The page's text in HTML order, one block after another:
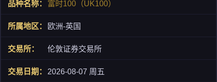
富时100（UK100）
欧洲-英国
伦敦证券交易所
2026-08-07 周五